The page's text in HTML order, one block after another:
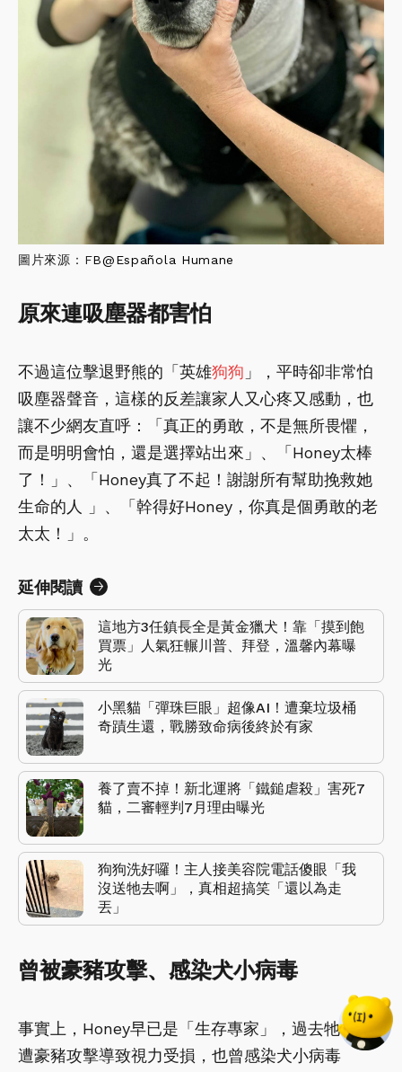
圖片來源：FB@Española Humane
原來連吸塵器都害怕
不過這位擊退野熊的「英雄狗狗 」，平時卻非常怕
吸塵器聲音，這樣的反差讓家人又心疼又感動，也
讓不少網友直呼：「真正的勇敢，不是無所畏懼，
而是明明會怕，還是選擇站出來」、「Honey太棒
了！」、「Honey真了不起！謝謝所有幫助挽救她
生命的人 」、「幹得好Honey，你真是個勇敢的老
太太！」。
延伸閱讀
這地方3任鎮長全是黃金獵犬！靠「摸到飽
買票」人氣狂輾川普、拜登，溫馨內幕曝
光
小黑貓「彈珠巨眼」超像AI！遭棄垃圾桶
奇蹟生還，戰勝致命病後終於有家
養了賣不掉！新北運將「鐵鎚虐殺」害死7
貓，二審輕判7月理由曝光
狗狗洗好囉！主人接美容院電話傻眼「我
沒送牠去啊」，真相超搞笑「還以為走
丟」
曾被豪豬攻擊、感染犬小病毒
事實上，Honey早已是「生存專家」，過去牠曾因
遭豪豬攻擊導致視力受損，也曾感染犬小病毒